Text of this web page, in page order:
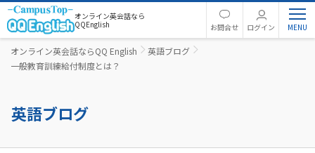
オンライン英会話なら
QQEnglish
お問合せ ログイン
オンライン英会話ならQQ English
英語ブログ
一般教育訓練給付制度とは？
英語ブログ